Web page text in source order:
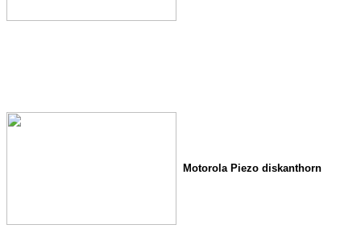
Motorola Piezo diskanthorn